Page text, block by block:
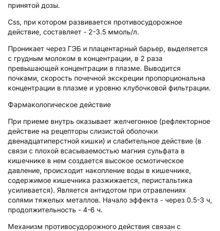
принятой дозы.
Css, при котором развивается противосудорожное
действие, составляет - 2-3.5 ммоль/л.
Проникает через ГЭБ и плацентарный барьер, выделяется
с грудным молоком в концентрации, в 2 раза
превышающей концентрации в плазме. Выводится
почками, скорость почечной экскреции пропорциональна
концентрации в плазме и уровню клубочковой фильтрации.
Фармакологическое действие
При приеме внутрь оказывает желчегонное (рефлекторное
действие на рецепторы слизистой оболочки
двенадцатиперстной кишки) и слабительное действие (в
связи с плохой всасываемостью магния сульфата в
кишечнике в нем создается высокое осмотическое
давление, происходит накопление воды в кишечнике,
содержимое кишечника разжижается, перистальтика
усиливается). Является антидотом при отравлениях
солями тяжелых металлов. Начало эффекта - через 0.5-3 ч,
продолжительность - 4-6 ч.
Механизм противосудорожного действия связан с